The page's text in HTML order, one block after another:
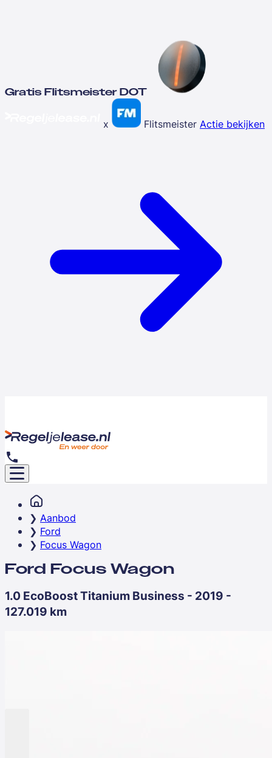
Gratis Flitsmeister DOT
x Flitsmeister Actie bekijken
Aanbod
Ford
Focus Wagon
Ford Focus Wagon
1.0 EcoBoost Titanium Business - 2019 -
127.019 km